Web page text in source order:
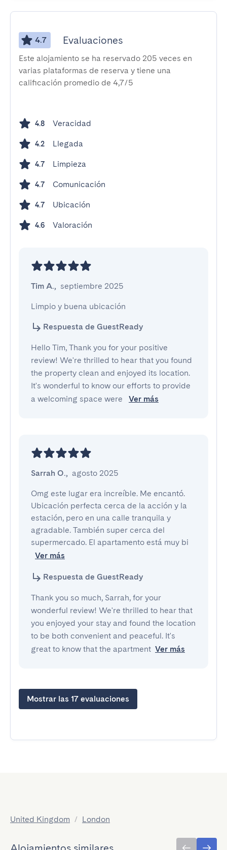
4.7 Evaluaciones
Este alojamiento se ha reservado 205 veces en
varias plataformas de reserva y tiene una
calificación promedio de 4,7/5
4.8 Veracidad
4.2 Llegada
4.7 Limpieza
4.7 Comunicación
4.7 Ubicación
4.6 Valoración
Tim A., septiembre 2025
Limpio y buena ubicación
Respuesta de GuestReady
Hello Tim, Thank you for your positive
review! We're thrilled to hear that you found
the property clean and enjoyed its location.
It's wonderful to know our efforts to provide
a welcoming space were
Ver más
Sarrah O., agosto 2025
Omg este lugar era increíble. Me encantó.
Ubicación perfecta cerca de la acción y la
estación, pero en una calle tranquila y
agradable. También super cerca del
supermercado. El apartamento está muy bi
Ver más
Respuesta de GuestReady
Thank you so much, Sarrah, for your
wonderful review! We're thrilled to hear that
you enjoyed your stay and found the location
to be both convenient and peaceful. It's
great to know that the apartment Ver más
Mostrar las 17 evaluaciones
United Kingdom / London